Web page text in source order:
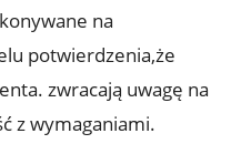
na
potwierdzenia,że
zwracają uwagę na
z wymaganiami.